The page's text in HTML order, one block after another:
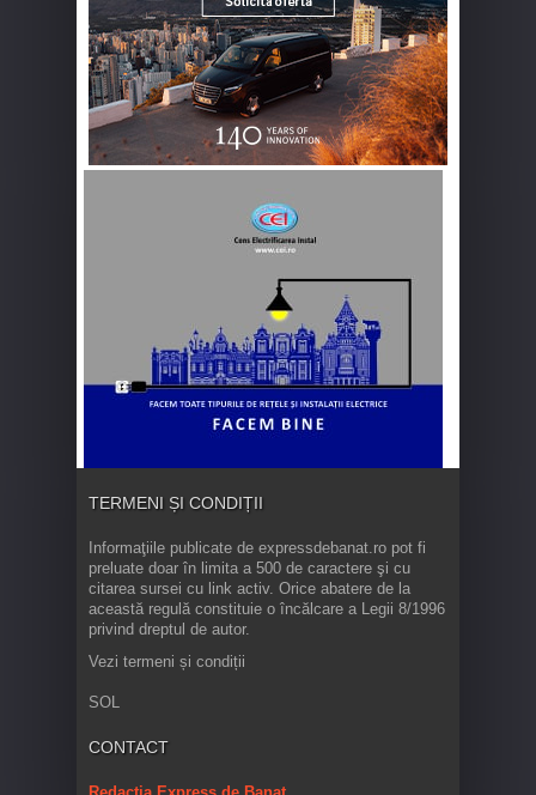
TERMENI ȘI CONDIȚII
Informaţiile publicate de expressdebanat.ro pot fi
preluate doar în limita a 500 de caractere şi cu
citarea sursei cu link activ. Orice abatere de la
această regulă constituie o încălcare a Legii 8/1996
privind dreptul de autor.
Vezi termeni și condiții
SOL
CONTACT
Redacția Express de Banat